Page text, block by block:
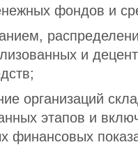
фондов и
и
организаций
этапов и
финансовых